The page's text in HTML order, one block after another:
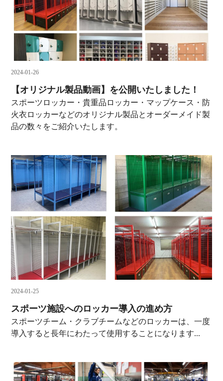
2024-01-26
【オリジナル製品動画】を公開いたしました！
スポーツロッカー・貴重品ロッカー・マップケース・防
火衣ロッカーなどのオリジナル製品とオーダーメイド製
品の数々をご紹介いたします。
2024-01-25
スポーツ施設へのロッカー導入の進め方
スポーツチーム・クラブチームなどのロッカーは、一度
導入すると長年にわたって使用することになります...